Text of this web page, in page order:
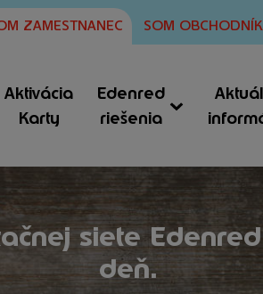
ZAMESTNANEC SOM OBCHODNÍK
Aktivácia
Karty
Edenred
riešenia
siete
deň.